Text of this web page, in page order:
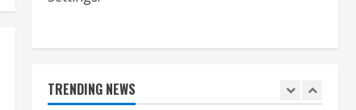
TRENDING NEWS
2